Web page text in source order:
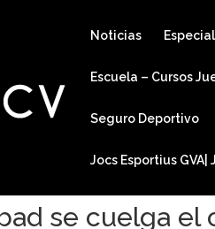
Noticias
Escuela – Cursos
Seguro Deportivo
Jocs Esportius
se cuelga el